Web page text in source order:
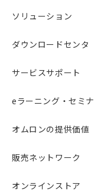
ソリューション
ダウンロードセンタ
サービスサポート
eラーニング・セミナ
オムロンの提供価値
販売ネットワーク
オンラインストア